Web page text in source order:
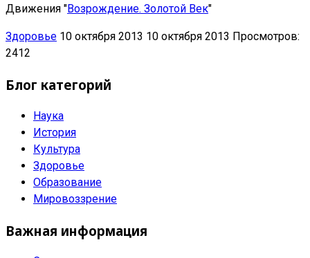
Движения "Возрождение. Золотой Век"
Здоровье 10 октября 2013 10 октября 2013 Просмотров:
2412
Блог категорий
Наука
История
Культура
Здоровье
Образование
Мировоззрение
Важная информация